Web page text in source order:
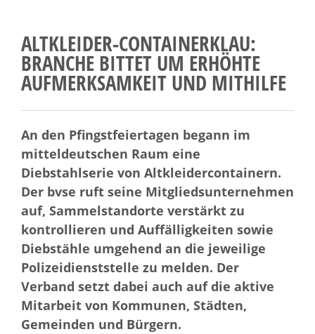
ALTKLEIDER-CONTAINERKLAU:
BRANCHE BITTET UM ERHÖHTE
AUFMERKSAMKEIT UND MITHILFE
An den Pfingstfeiertagen begann im
mitteldeutschen Raum eine
Diebstahlserie von Altkleidercontainern.
Der bvse ruft seine Mitgliedsunternehmen
auf, Sammelstandorte verstärkt zu
kontrollieren und Auffälligkeiten sowie
Diebstähle umgehend an die jeweilige
Polizeidienststelle zu melden. Der
Verband setzt dabei auch auf die aktive
Mitarbeit von Kommunen, Städten,
Gemeinden und Bürgern.